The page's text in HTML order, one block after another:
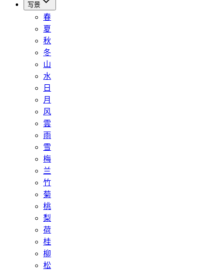
写景
春
夏
秋
冬
山
水
日
月
风
雲
雨
雪
梅
兰
竹
菊
桃
梨
荷
桂
柳
松